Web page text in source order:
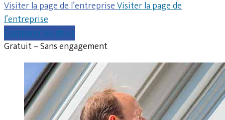
Visiter la page de l’entrepriseVisiter la page de
l’entreprise
Comparer les devis
Gratuit – Sans engagement